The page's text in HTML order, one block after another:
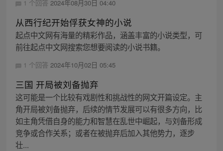
1 个回答 2024年08月30日 04:40
从西行纪开始俘获女神的小说
起点中文网有海量的精彩作品，涵盖丰富的小说类型，可
前往起点中文网搜索您想要阅读的小说书籍。
1 个回答 2024年10月02日 05:45
三国 开局被刘备抛弃
这可能是一个比较有戏剧性和挑战性的网文开篇设定。主
角开局被刘备抛弃，后续的情节发展可以有很多方向，比
如主角凭借自身的能力和智慧在乱世中崛起，与刘备形成
竞争或合作关系；或者在被抛弃后加入其他势力，逐步
壮...